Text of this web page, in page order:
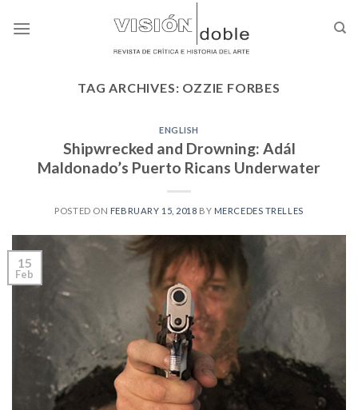
TAG ARCHIVES: OZZIE FORBES
ENGLISH
Shipwrecked and Drowning: Adál
Maldonado’s Puerto Ricans Underwater
POSTED ON FEBRUARY 15, 2018 BY MERCEDES TRELLES
15
Feb